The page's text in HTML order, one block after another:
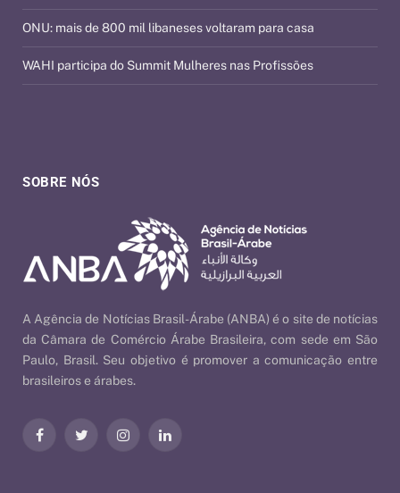
SOBRE NÓS
A Agência de Notícias Brasil-Árabe (ANBA) é o site de notícias
da Câmara de Comércio Árabe Brasileira, com sede em São
Paulo, Brasil. Seu objetivo é promover a comunicação entre
brasileiros e árabes.
FacebookTwitter InstagramLinkedIn
ONU: mais de 800 mil libaneses voltaram para casa
WAHI participa do Summit Mulheres nas Profissões